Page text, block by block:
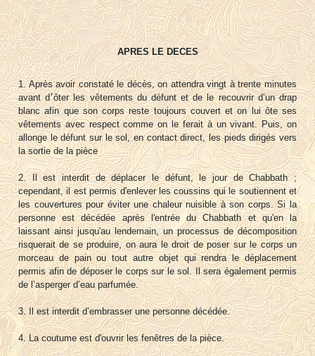
APRES LE DECES
1. Après avoir constaté le décès, on attendra vingt à trente minutes
avant d׳ôter les vêtements du défunt et de le recouvrir d’un drap
blanc afin que son corps reste toujours couvert et on lui ôte ses
vêtements avec respect comme on le ferait à un vivant. Puis, on
allonge le défunt sur le sol, en contact direct, les pieds dirigés vers
la sortie de la pièce
2. Il est interdit de déplacer le défunt, le jour de Chabbath ;
cependant, il est permis d'enlever les coussins qui le soutiennent et
les couvertures pour éviter une chaleur nuisible à son corps. Si la
personne est décédée après l'entrée du Chabbath et qu'en la
laissant ainsi jusqu'au lendemain, un processus de décomposition
risquerait de se produire, on aura le droit de poser sur le corps un
morceau de pain ou tout autre objet qui rendra le déplacement
permis afin de déposer le corps sur le sol. Il sera également permis
de l’asperger d’eau parfumée.
3. Il est interdit d’embrasser une personne décédée.
4. La coutume est d'ouvrir les fenêtres de la pièce.